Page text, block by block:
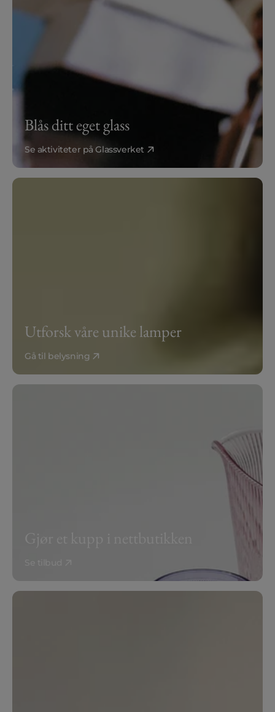
Blås ditt eget glass
Se aktiviteter på Glassverket
Utforsk våre unike lamper
Gå til belysning